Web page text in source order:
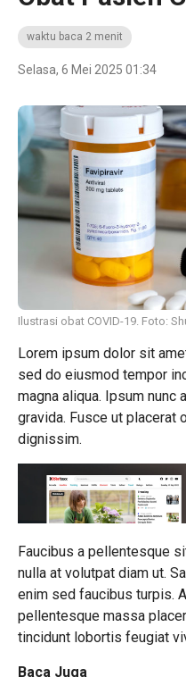
waktu baca 2 menit
Selasa, 6 Mei 2025 01:34
Ilustrasi obat COVID-19. Foto:
Lorem ipsum dolor sit
sed do eiusmod tempor
magna aliqua. Ipsum
gravida. Fusce ut placerat
dignissim.
Faucibus a pellentesque
nulla at volutpat diam ut.
enim sed faucibus turpis.
pellentesque massa
tincidunt lobortis feugiat
Baca Juga